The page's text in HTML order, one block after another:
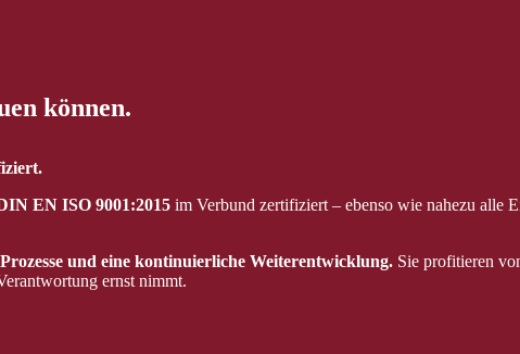
können.
EN ISO 9001:2015 im Verbund zertifiziert – ebenso wie nahezu alle
und eine kontinuierliche Weiterentwicklung. Sie profitieren
ernst nimmt.